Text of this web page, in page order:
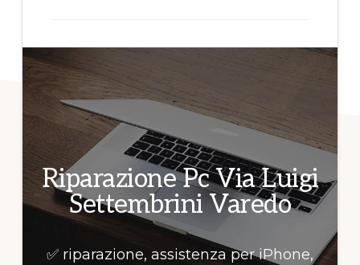
informazioni!
Riparazione Pc Via Luigi
Settembrini Varedo
✅ riparazione, assistenza per iPhone,